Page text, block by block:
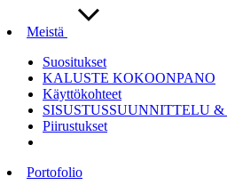
Meistä
Suositukset
KALUSTE KOKOONPANO
Käyttökohteet
SISUSTUSSUUNNITTELU
Piirustukset
Portofolio